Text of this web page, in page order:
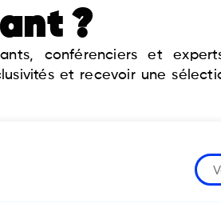
?
conférenciers et
et recevoir une